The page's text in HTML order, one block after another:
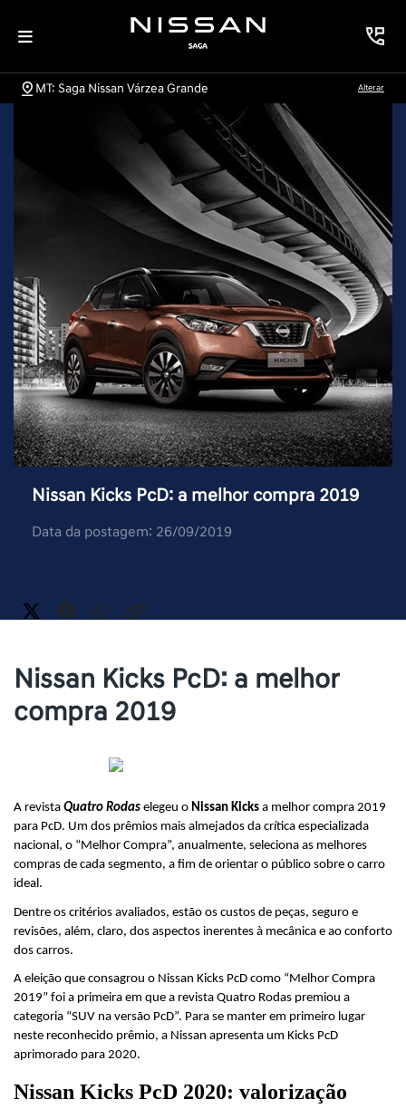
MT: Saga Nissan Várzea Grande Alterar
Nissan Kicks PcD: a melhor compra 2019
Data da postagem: 26/09/2019
Nissan Kicks PcD: a melhor
compra 2019
A revista Quatro Rodas elegeu o Nissan Kicks a melhor compra 2019
para PcD. Um dos prêmios mais almejados da crítica especializada
nacional, o “Melhor Compra”, anualmente, seleciona as melhores
compras de cada segmento, a fim de orientar o público sobre o carro
ideal.
Dentre os critérios avaliados, estão os custos de peças, seguro e
revisões, além, claro, dos aspectos inerentes à mecânica e ao conforto
dos carros.
A eleição que consagrou o Nissan Kicks PcD como “Melhor Compra
2019” foi a primeira em que a revista Quatro Rodas premiou a
categoria “SUV na versão PcD”. Para se manter em primeiro lugar
neste reconhecido prêmio, a Nissan apresenta um Kicks PcD
aprimorado para 2020.
Nissan Kicks PcD 2020: valorização